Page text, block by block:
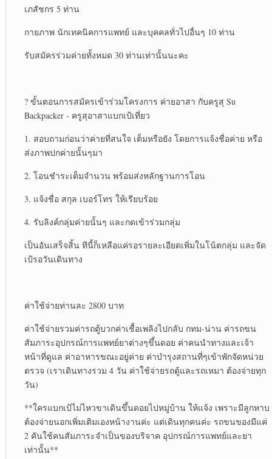
เภสัชกร​ 5 ท่าน
กายภาพ​ นักเทคนิค​การแพทย์​ และบุคคล​ทั่วไป​อื่นๆ 10 ท่าน
รับสมัครร่วมค่าย​ทั้งหมด​ 30 ท่านเท่านั้น​นะคะ
? ขั้นตอน​การสมัครเข้าร่วม​โครงการ ค่ายอาสา กับครูสุ Su
Backpacker -​ ครู​สุ​อาสา​แบก​เป้​เที่ยว​
1. สอบถามก่อนว่าค่ายที่สนใจ เต็ม​หรือ​ยัง โดยการแจ้งชื่อค่าย หรือ
ส่งภาพปกค่ายนั้นๆมา
2. โอนชำระเต็มจำนวน พร้อมส่งหลักฐาน​การโอน
3. แจ้งชื่อ สกุล เบอร์โทร ให้เรียบร้อย
4. รับลิงค์​กลุ่มค่ายนั้นๆ และกดเข้าร่วมกลุ่ม
เป็นอันเสร็จสิ้น​ ทีนี้ก็เหลือแค่รอรายละเอียด​เพิ่มในโน้ต​กลุ่ม และจัด
เป้รอวันเดินทาง
ค่าใช้จ่ายท่านละ 2800 บาท
ค่าใช้จ่าย​รวมค่ารถตู้บวกค่าเชื้อเพลิง​ไปกลับ กทม-น่าน ค่ารถขน
สัมภาระ​อุปกรณ์​การแพทย์​ยาต่างๆขึ้นดอย ค่าคนนำทางและเจ้า
หน้าที่ดูแล ค่าอา​หารขณะอยู่ค่าย ค่าบำรุงสถานที่ๆเข้าพักจัดหน่วย
ตรวจ (เราเดินทางรวม 4 วัน ค่าใช้จ่ายรถตู้​และรถเหมา ต้องจ่ายทุก
วัน)​
**ใครแบกเป้ไม่ไหวขาเดินขึ้นดอยไปหมู่บ้าน​ ให้แจ้ง เพราะมีลูกหาบ
ต้องจ่ายนอกเพิ่มเติม​เองหน้างานค่ะ แต่เดินทุกคนค่ะ รถขนของมีแค่
2 คันใช้คนสัมภาระจำเป็น​ของบริจาค อุปกรณ์​การแพทย์​และยา
เท่านั้น**